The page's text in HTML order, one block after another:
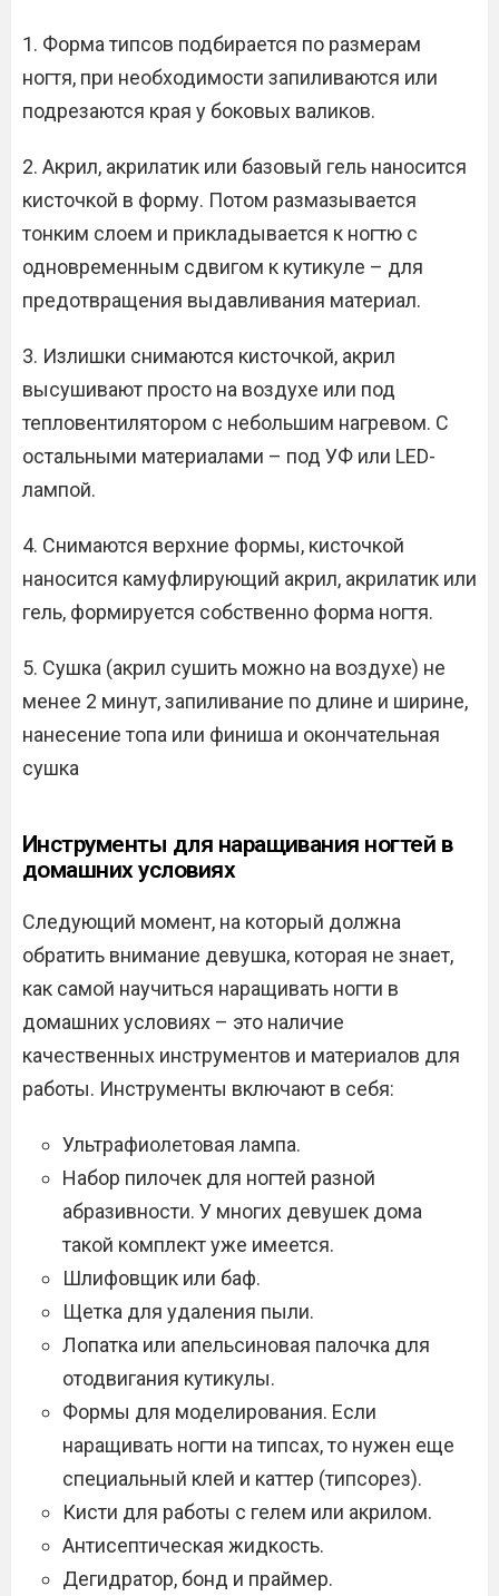
1. Форма типсов подбирается по размерам
ногтя, при необходимости запиливаются или
подрезаются края у боковых валиков.
2. Акрил, акрилатик или базовый гель наносится
кисточкой в форму. Потом размазывается
тонким слоем и прикладывается к ногтю с
одновременным сдвигом к кутикуле – для
предотвращения выдавливания материал.
3. Излишки снимаются кисточкой, акрил
высушивают просто на воздухе или под
тепловентилятором с небольшим нагревом. С
остальными материалами – под УФ или LED-
лампой.
4. Снимаются верхние формы, кисточкой
наносится камуфлирующий акрил, акрилатик или
гель, формируется собственно форма ногтя.
5. Сушка (акрил сушить можно на воздухе) не
менее 2 минут, запиливание по длине и ширине,
нанесение топа или финиша и окончательная
сушка
Инструменты для наращивания ногтей в
домашних условиях
Следующий момент, на который должна
обратить внимание девушка, которая не знает,
как самой научиться наращивать ногти в
домашних условиях – это наличие
качественных инструментов и материалов для
работы. Инструменты включают в себя:
Ультрафиолетовая лампа.
Набор пилочек для ногтей разной
абразивности. У многих девушек дома
такой комплект уже имеется.
Шлифовщик или баф.
Щетка для удаления пыли.
Лопатка или апельсиновая палочка для
отодвигания кутикулы.
Формы для моделирования. Если
наращивать ногти на типсах, то нужен еще
специальный клей и каттер (типсорез).
Кисти для работы с гелем или акрилом.
Антисептическая жидкость.
Дегидратор, бонд и праймер.